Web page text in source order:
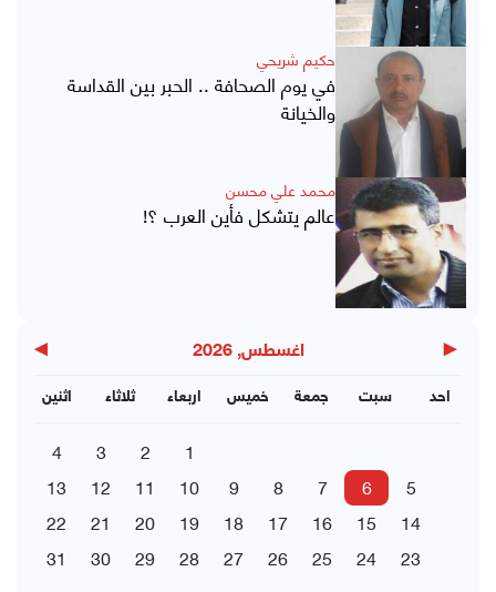
حكيم شريحي
في يوم الصحافة .. الحبر بين القداسة
والخيانة
محمد علي محسن
عالم يتشكل فأين العرب ؟!
◀ اغسطس, 2026 ▶
اثنين ثلاثاء اربعاء خميس جمعة سبت احد
1
2
3
4
5
6
7
8
9
10
11
12
13
14
15
16
17
18
19
20
21
22
23
24
25
26
27
28
29
30
31